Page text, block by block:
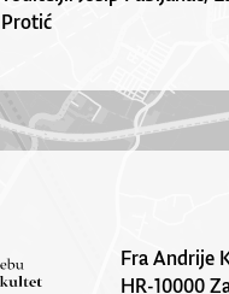
Protić
Fra Andrije
HR-10000